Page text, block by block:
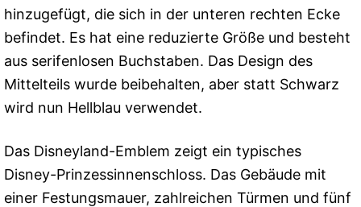
hinzugefügt, die sich in der unteren rechten Ecke
befindet. Es hat eine reduzierte Größe und besteht
aus serifenlosen Buchstaben. Das Design des
Mittelteils wurde beibehalten, aber statt Schwarz
wird nun Hellblau verwendet.
Das Disneyland-Emblem zeigt ein typisches
Disney-Prinzessinnenschloss. Das Gebäude mit
einer Festungsmauer, zahlreichen Türmen und fünf